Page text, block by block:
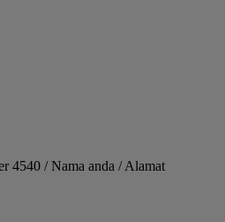
4540 / Nama anda / Alamat